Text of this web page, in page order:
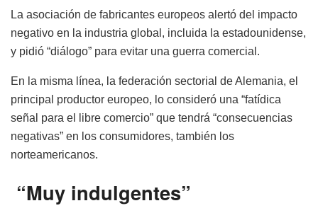
La asociación de fabricantes europeos alertó del impacto
negativo en la industria global, incluida la estadounidense,
y pidió “diálogo” para evitar una guerra comercial.
En la misma línea, la federación sectorial de Alemania, el
principal productor europeo, lo consideró una “fatídica
señal para el libre comercio” que tendrá “consecuencias
negativas” en los consumidores, también los
norteamericanos.
“Muy indulgentes”